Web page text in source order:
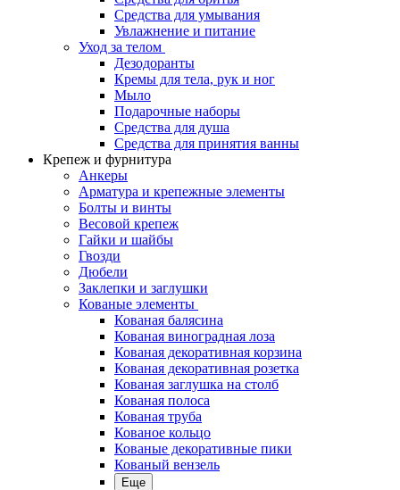
Средства для умывания
Увлажнение и питание
Уход за телом
Дезодоранты
Кремы для тела, рук и ног
Мыло
Подарочные наборы
Средства для душа
Средства для принятия ванны
Крепеж и фурнитура
Анкеры
Арматура и крепежные элементы
Болты и винты
Весовой крепеж
Гайки и шайбы
Гвозди
Дюбели
Заклепки и заглушки
Кованые элементы
Кованая балясина
Кованая виноградная лоза
Кованая декоративная корзина
Кованая декоративная розетка
Кованая заглушка на столб
Кованая полоса
Кованая труба
Кованое кольцо
Кованые декоративные пики
Кованый вензель
Еще